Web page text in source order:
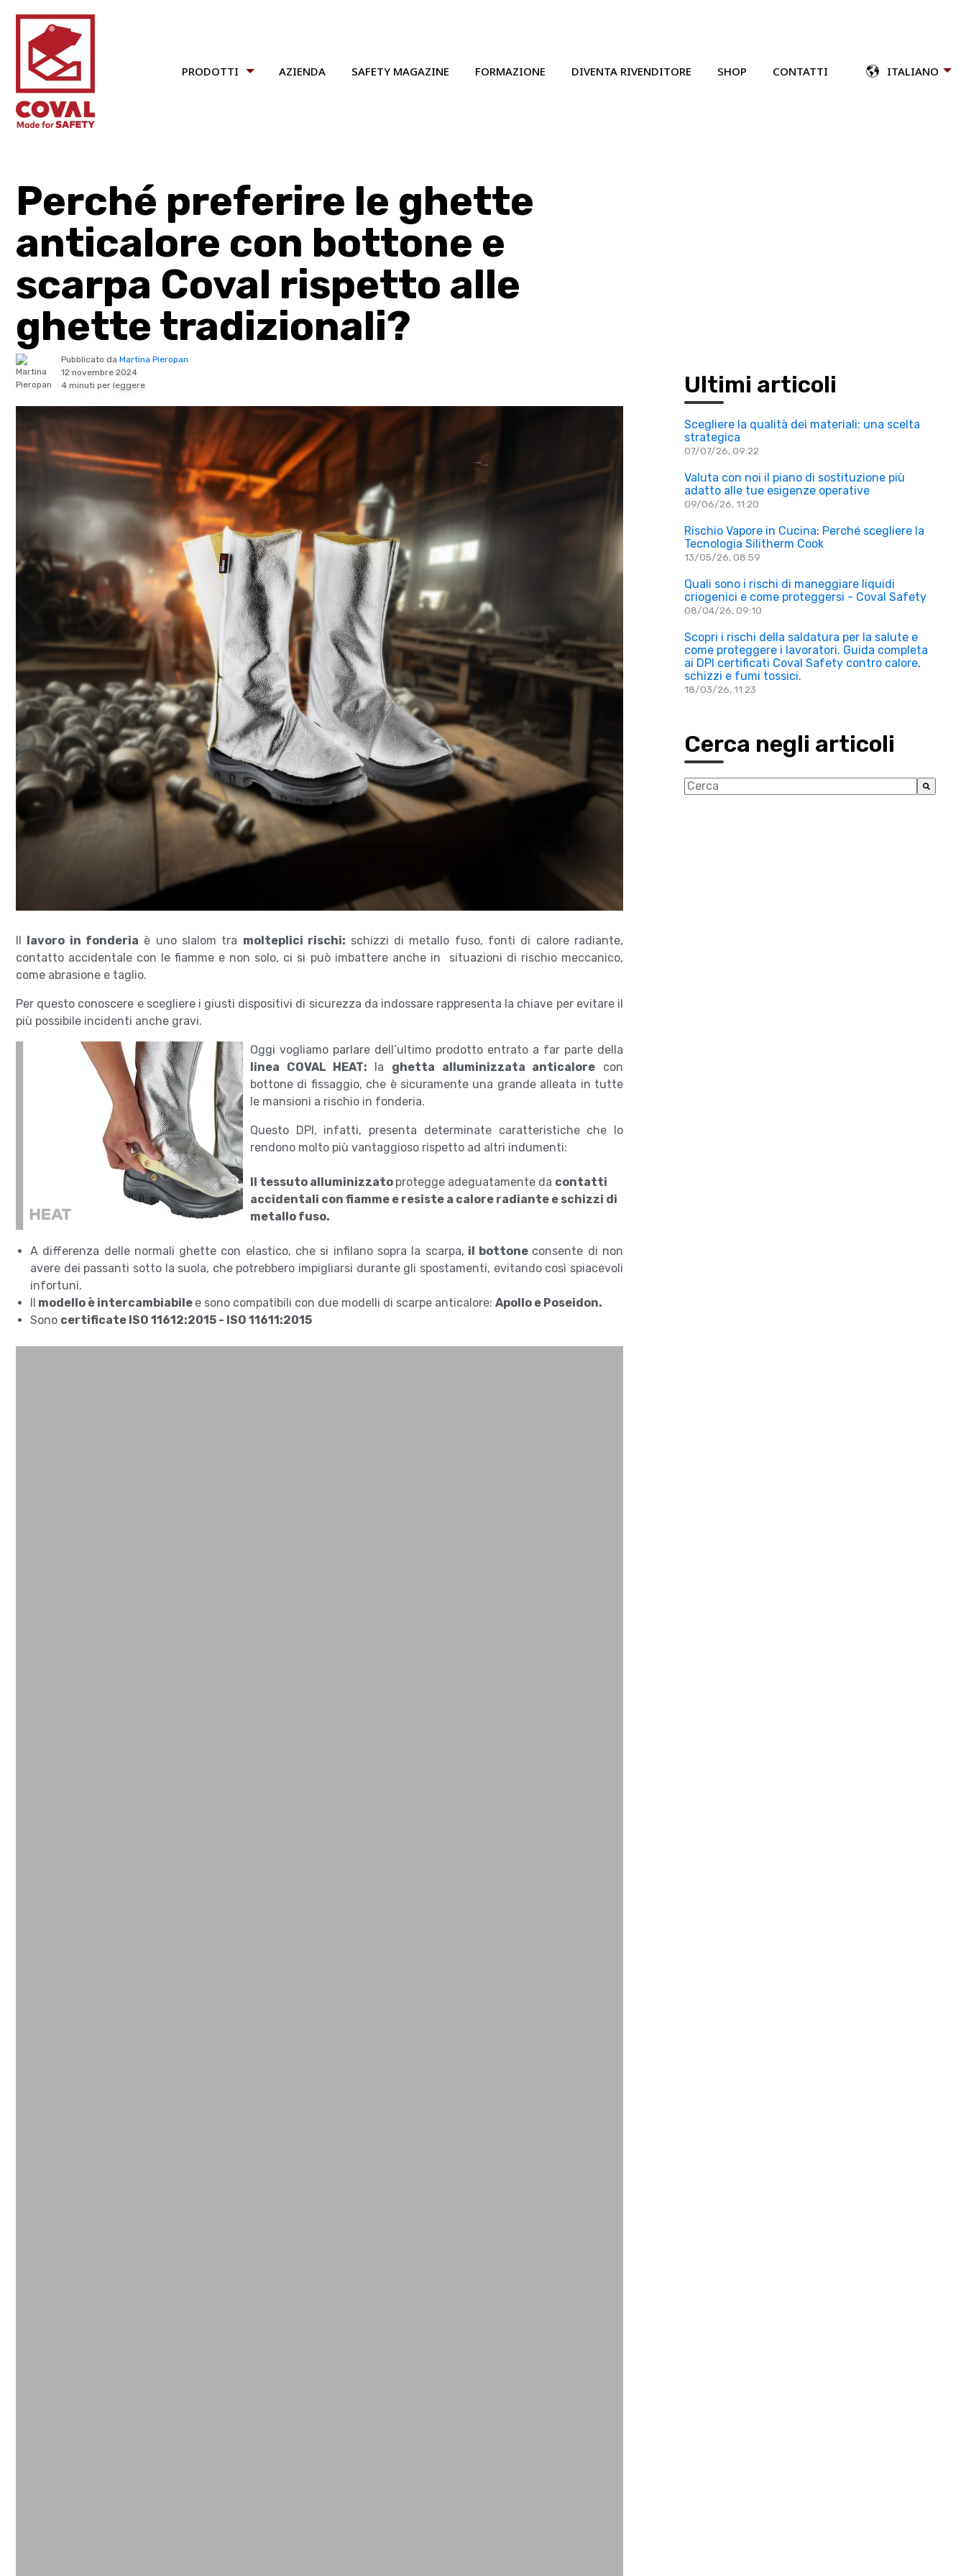
PRODOTTI AZIENDA SAFETY MAGAZINE FORMAZIONE DIVENTA RIVENDITORE SHOP CONTATTI ITALIANO
Perché preferire le ghette
anticalore con bottone e
scarpa Coval rispetto alle
ghette tradizionali?
Pubblicato da Martina Pieropan
12 novembre 2024
4 minuti per leggere
Il lavoro in fonderia è uno slalom tra molteplici rischi: schizzi di metallo fuso, fonti di calore radiante,
contatto accidentale con le fiamme e non solo, ci si può imbattere anche in situazioni di rischio meccanico,
come abrasione e taglio.
Per questo conoscere e scegliere i giusti dispositivi di sicurezza da indossare rappresenta la chiave per evitare il
più possibile incidenti anche gravi.
Oggi vogliamo parlare dell’ultimo prodotto entrato a far parte della
linea COVAL HEAT: la ghetta alluminizzata anticalore con
bottone di fissaggio, che è sicuramente una grande alleata in tutte
le mansioni a rischio in fonderia.
Questo DPI, infatti, presenta determinate caratteristiche che lo
rendono molto più vantaggioso rispetto ad altri indumenti:
Il tessuto alluminizzato protegge adeguatamente da contatti
accidentali con fiamme e resiste a calore radiante e schizzi di
metallo fuso.
A differenza delle normali ghette con elastico, che si infilano sopra la scarpa, il bottone consente di non
avere dei passanti sotto la suola, che potrebbero impigliarsi durante gli spostamenti, evitando così spiacevoli
infortuni.
Il modello è intercambiabile e sono compatibili con due modelli di scarpe anticalore: Apollo e Poseidon.
Sono certificate ISO 11612:2015 - ISO 11611:2015
Ultimi articoli
Scegliere la qualità dei materiali: una scelta
strategica
07/07/26, 09:22
Valuta con noi il piano di sostituzione più
adatto alle tue esigenze operative
09/06/26, 11:20
Rischio Vapore in Cucina: Perché scegliere la
Tecnologia Silitherm Cook
13/05/26, 08:59
Quali sono i rischi di maneggiare liquidi
criogenici e come proteggersi - Coval Safety
08/04/26, 09:10
Scopri i rischi della saldatura per la salute e
come proteggere i lavoratori. Guida completa
ai DPI certificati Coval Safety contro calore,
schizzi e fumi tossici.
18/03/26, 11:23
Cerca negli articoli
Questo è un campo di ricerca con una